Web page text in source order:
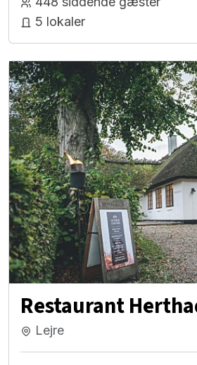
5 lokaler
Restaurant
Lejre